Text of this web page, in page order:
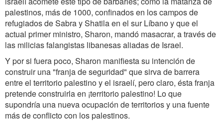
palestinos, más de 1000, confinados en los campos de
refugiados de Sabra y Shatila en el sur Líbano y que el
actual primer ministro, Sharon, mandó masacrar, a través de
las milicias falangistas libanesas aliadas de Israel.
Y por si fuera poco, Sharon manifiesta su intención de
construir una "franja de seguridad" que sirva de barrera
entre el territorio palestino y el israelí, pero claro, ésta franja
pretende construirla en ¡territorio palestino! Lo que
supondría una nueva ocupación de territorios y una fuente
más de conflicto con los palestinos.